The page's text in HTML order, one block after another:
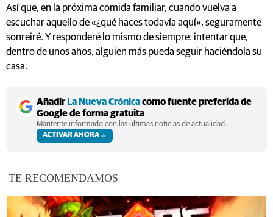
Así que, en la próxima comida familiar, cuando vuelva a
escuchar aquello de «¿qué haces todavía aquí», seguramente
sonreiré. Y responderé lo mismo de siempre: intentar que,
dentro de unos años, alguien más pueda seguir haciéndola su
casa.
Añadir La Nueva Crónicacomo fuente preferida de
Google de forma gratuita
Mantente informado con las últimas noticias de actualidad.
ACTIVAR AHORA
TE RECOMENDAMOS